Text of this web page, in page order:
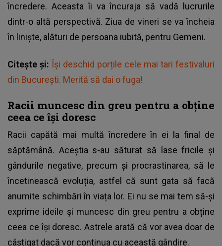
încredere. Aceasta îi va încuraja să vadă lucrurile
dintr-o altă perspectivă. Ziua de vineri se va încheia
în liniște, alături de persoana iubită, pentru Gemeni.
Citește și: Își deschid porțile cele mai tari festivaluri
din București. Merită să dai o fuga!
Racii muncesc din greu pentru a obține
ceea ce își doresc
Racii capătă mai multă încredere în ei la final de
săptămână. Aceștia s-au săturat să lase fricile și
gândurile negative, precum și procrastinarea, să le
încetinească evoluția, astfel că sunt gata să facă
anumite schimbări în viața lor. Ei nu se mai tem să-și
exprime ideile și muncesc din greu pentru a obține
ceea ce își doresc. Astrele arată că vor avea doar de
câștigat dacă vor continua cu această gândire.